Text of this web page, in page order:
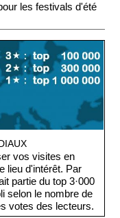
les festivals d'été
vos visites en
lieu d'intérêt. Par
partie du top 3·000
selon le nombre de
votes des lecteurs.